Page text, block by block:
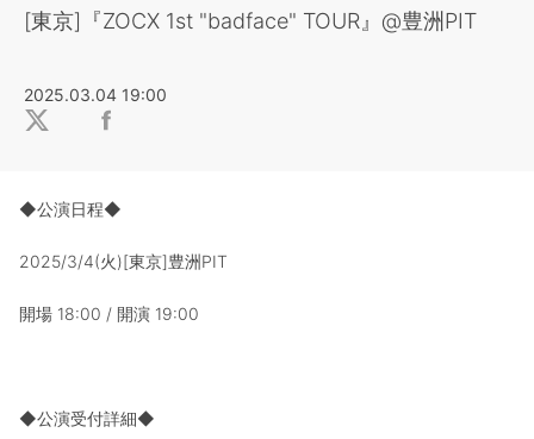
[東京]『ZOCX 1st "badface" TOUR』@豊洲PIT
2025.03.04 19:00
◆公演日程◆
2025/3/4(火)[東京]豊洲PIT
開場 18:00 / 開演 19:00
◆公演受付詳細◆